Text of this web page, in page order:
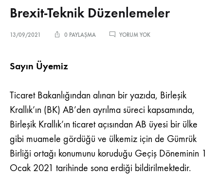
Brexit-Teknik Düzenlemeler
13/09/2021 0 PAYLAŞMA YORUM YOKBREXIT-
Sayın Üyemiz
Ticaret Bakanlığından alınan bir yazıda, Birleşik
Krallık’ın (BK) AB’den ayrılma süreci kapsamında,
Birleşik Krallık’ın ticaret açısından AB üyesi bir ülke
gibi muamele gördüğü ve ülkemiz için de Gümrük
Birliği ortağı konumunu koruduğu Geçiş Döneminin 1
Ocak 2021 tarihinde sona erdiği bildirilmektedir.